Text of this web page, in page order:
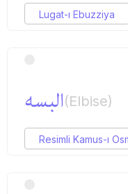
Lugat-ı Ebuzziya
البسه(Elbise)
Resimli Kamus-ı